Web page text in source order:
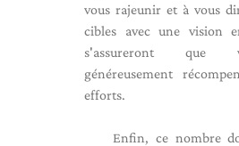
vous rajeunir et à vous
cibles avec une vision
s'assureront que
généreusement
efforts.
Enfin, ce nombre